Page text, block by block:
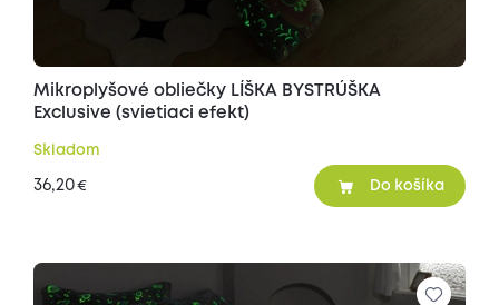
Mikroplyšové obliečky LÍŠKA BYSTRÚŠKA
Exclusive (svietiaci efekt)
Skladom
36,20€ Do košíka